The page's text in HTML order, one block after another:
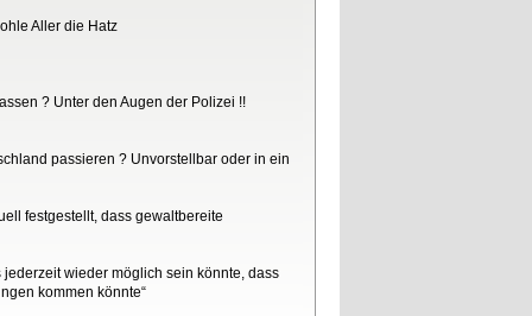
Aller die Hatz
? Unter den Augen der Polizei !!
passieren ? Unvorstellbar oder in ein
festgestellt, dass gewaltbereite
wieder möglich sein könnte, dass
kommen könnte“